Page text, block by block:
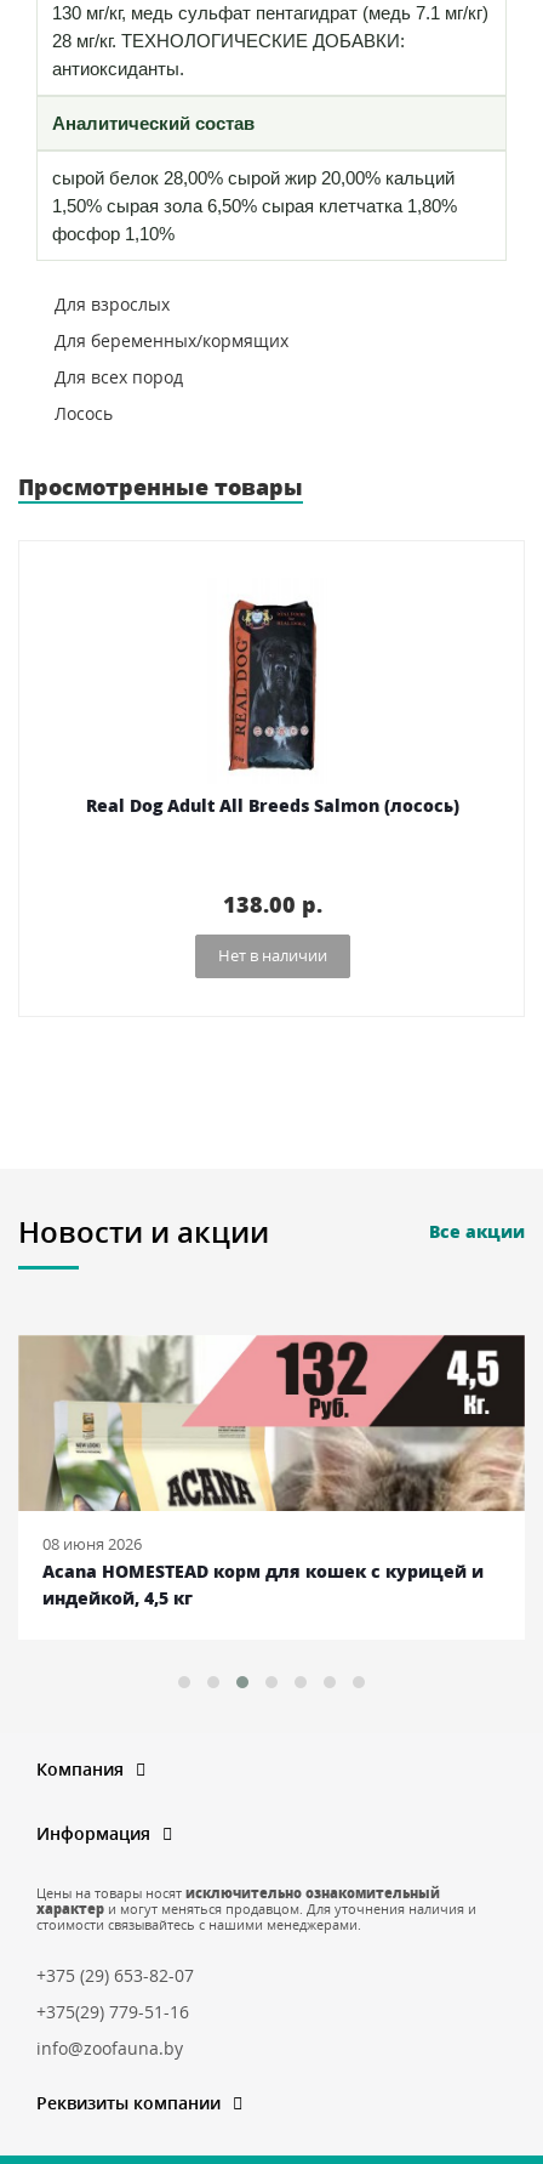
130 мг/кг, медь сульфат пентагидрат (медь 7.1 мг/кг)
28 мг/кг. ТЕХНОЛОГИЧЕСКИЕ ДОБАВКИ:
антиоксиданты.
Аналитический состав
сырой белок 28,00% сырой жир 20,00% кальций
1,50% сырая зола 6,50% сырая клетчатка 1,80%
фосфор 1,10%
Для взрослых
Для беременных/кормящих
Для всех пород
Лосось
Просмотренные товары
Real Dog Adult All Breeds Salmon (лосось)
138.00 p.
Нет в наличии
Новости и акции Все акции
08 июня 2026
Acana HOMESTEAD корм для кошек с курицей и
индейкой, 4,5 кг
Компания
Информация
Цены на товары носят исключительно ознакомительный
характер и могут меняться продавцом. Для уточнения наличия и
стоимости связывайтесь с нашими менеджерами.
+375 (29) 653-82-07
+375(29) 779-51-16
info@zoofauna.by
Реквизиты компании